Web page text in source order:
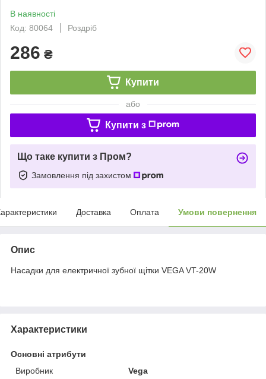
В наявності
Код: 80064
Роздріб
286 ₴
Купити
або
Купити з
Що таке купити з Пром?
Замовлення під захистом
Доставка Оплата Умови повернення
Опис
Насадки для електричної зубної щітки VEGA VT-20W
Характеристики
Основні атрибути
Виробник
Vega